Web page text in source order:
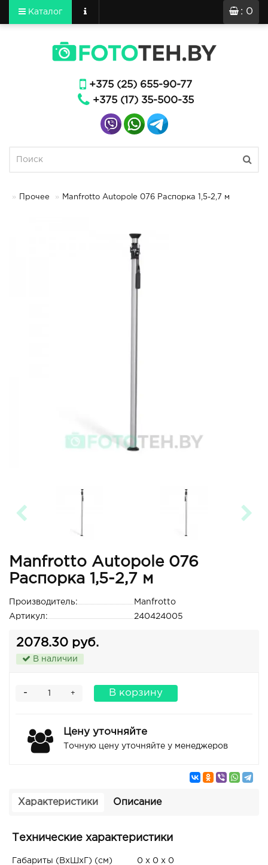
: 0
Каталог
+375 (25) 655-90-77
+375 (17) 35-500-35
Прочее Manfrotto Autopole 076 Распорка 1,5-2,7 м
Manfrotto Autopole 076
Распорка 1,5-2,7 м
Производитель:
Manfrotto
Артикул:
240424005
2078.30 руб.
В наличии
+
- В корзину
Цену уточняйте
Точную цену уточняйте у менеджеров
Характеристики Описание
Технические характеристики
Габариты (ВxШxГ) (см) 0 x 0 x 0